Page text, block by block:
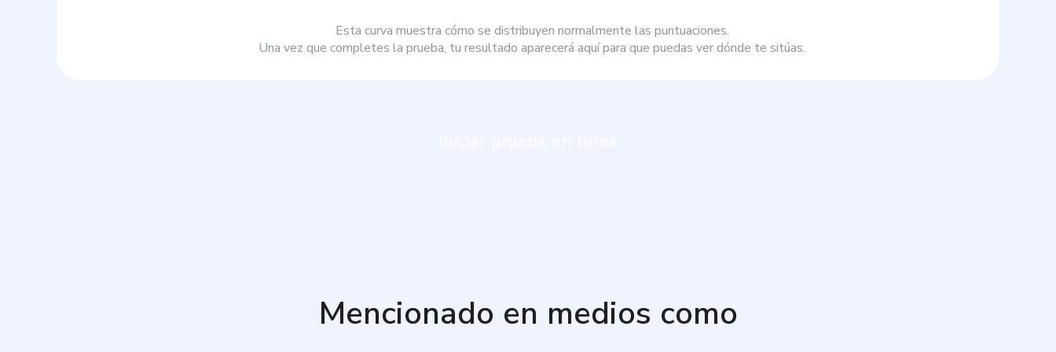
Esta curva muestra cómo se distribuyen normalmente las puntuaciones.
Una vez que completes la prueba, tu resultado aparecerá aquí para que puedas ver dónde te sitúas.
Mencionado en medios como